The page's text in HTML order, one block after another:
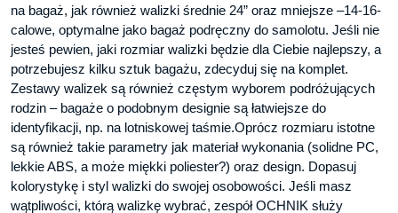
na bagaż, jak również walizki średnie 24” oraz mniejsze –14-16-
calowe, optymalne jako bagaż podręczny do samolotu. Jeśli nie
jesteś pewien, jaki rozmiar walizki będzie dla Ciebie najlepszy, a
potrzebujesz kilku sztuk bagażu, zdecyduj się na komplet.
Zestawy walizek są również częstym wyborem podróżujących
rodzin – bagaże o podobnym designie są łatwiejsze do
identyfikacji, np. na lotniskowej taśmie.Oprócz rozmiaru istotne
są również takie parametry jak materiał wykonania (solidne PC,
lekkie ABS, a może miękki poliester?) oraz design. Dopasuj
kolorystykę i styl walizki do swojej osobowości. Jeśli masz
wątpliwości, którą walizkę wybrać, zespół OCHNIK służy